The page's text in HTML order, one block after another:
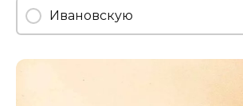
Ивановскую